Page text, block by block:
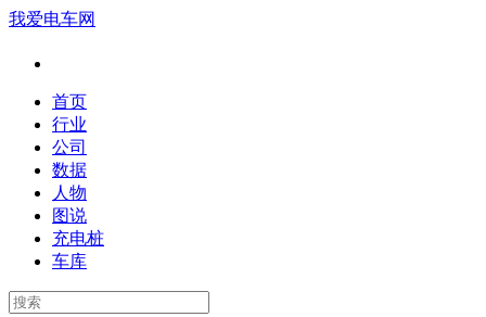
我爱电车网
首页
行业
公司
数据
人物
图说
充电桩
车库